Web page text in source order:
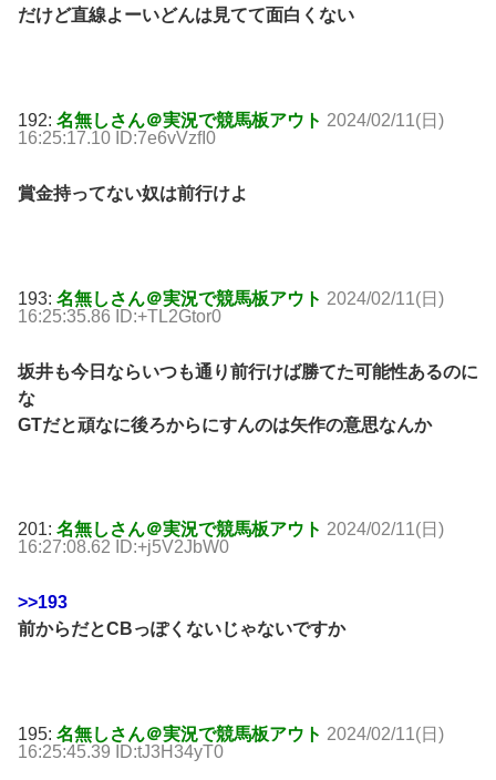
だけど直線よーいどんは見てて面白くない
192: 名無しさん＠実況で競馬板アウト 2024/02/11(日)
16:25:17.10 ID:7e6vVzfI0
賞金持ってない奴は前行けよ
193: 名無しさん＠実況で競馬板アウト 2024/02/11(日)
16:25:35.86 ID:+TL2Gtor0
坂井も今日ならいつも通り前行けば勝てた可能性あるのに
な
GTだと頑なに後ろからにすんのは矢作の意思なんか
201: 名無しさん＠実況で競馬板アウト 2024/02/11(日)
16:27:08.62 ID:+j5V2JbW0
>>193
前からだとCBっぽくないじゃないですか
195: 名無しさん＠実況で競馬板アウト 2024/02/11(日)
16:25:45.39 ID:tJ3H34yT0